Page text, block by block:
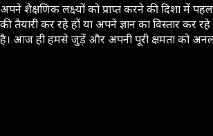
अपने शैक्षणिक लक्ष्यों को प्राप्त करने की दिशा में
की तैयारी कर रहे हों या अपने ज्ञान का विस्तार
है। आज ही हमसे जुड़ें और अपनी पूरी क्षमता को